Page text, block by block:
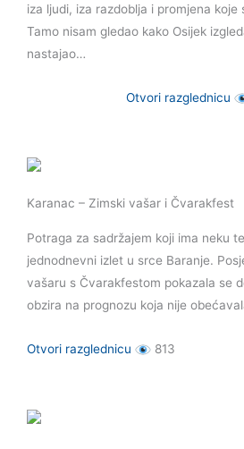
iza ljudi, iza razdoblja i promjena koje
Tamo nisam gledao kako Osijek
nastajao…
Otvori razglednicu
Karanac – Zimski vašar i Čvarakfest
Potraga za sadržajem koji ima neku
jednodnevni izlet u srce Baranje.
vašaru s Čvarakfestom pokazala se
obzira na prognozu koja nije
Otvori razglednicu 813